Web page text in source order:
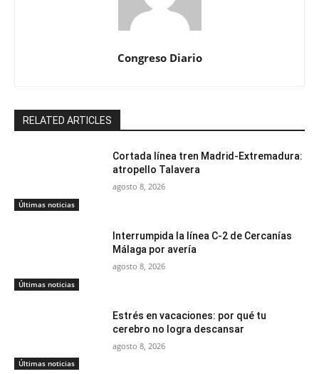
Congreso Diario
RELATED ARTICLES
Últimas noticias
Cortada línea tren Madrid-Extremadura:
atropello Talavera
agosto 8, 2026
Últimas noticias
Interrumpida la línea C-2 de Cercanías
Málaga por avería
agosto 8, 2026
Últimas noticias
Estrés en vacaciones: por qué tu
cerebro no logra descansar
agosto 8, 2026